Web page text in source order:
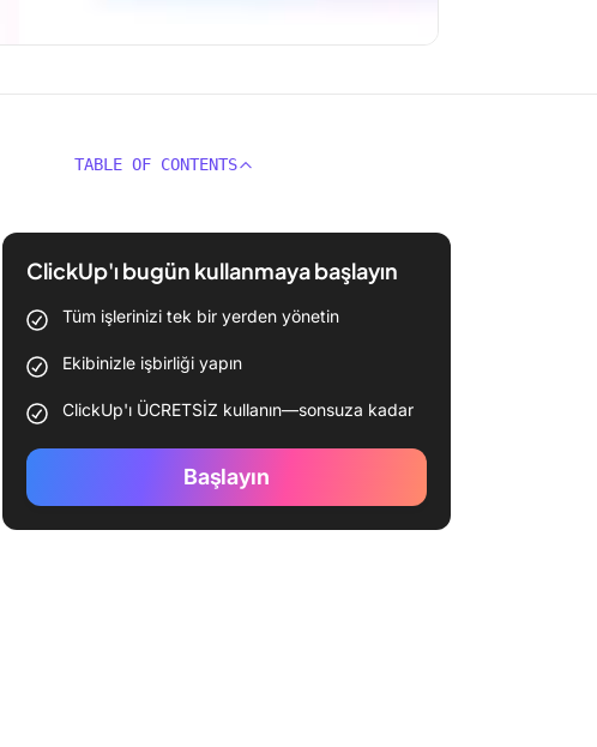
TABLE OF CONTENTS
ClickUp'ı bugün kullanmaya başlayın
Tüm işlerinizi tek bir yerden yönetin
Ekibinizle işbirliği yapın
ClickUp'ı ÜCRETSİZ kullanın—sonsuza kadar
Başlayın